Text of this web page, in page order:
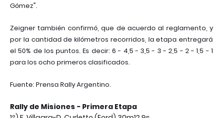
Gómez".
Zeigner también confirmó, que de acuerdo al reglamento, y
por la cantidad de kilómetros recorridos, la etapa entregará
el 50% de los puntos. Es decir: 6 - 4,5 - 3,5 - 3 - 2,5 - 2 - 1,5 - 1
para los ocho primeros clasificados.
Fuente: Prensa Rally Argentino.
Rally de Misiones - Primera Etapa